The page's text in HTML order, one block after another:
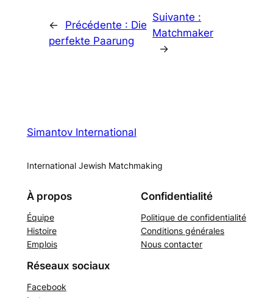
← Précédente : Die
perfekte Paarung
Suivante :
Matchmaker
→
Simantov International
International Jewish Matchmaking
À propos
Équipe
Histoire
Emplois
Confidentialité
Politique de confidentialité
Conditions générales
Nous contacter
Réseaux sociaux
Facebook